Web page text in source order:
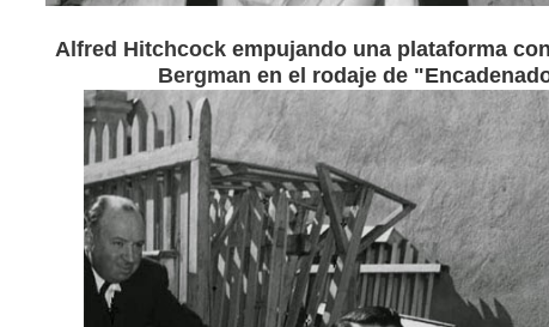
Alfred Hitchcockempujando una plataforma con
Bergman en el rodaje de